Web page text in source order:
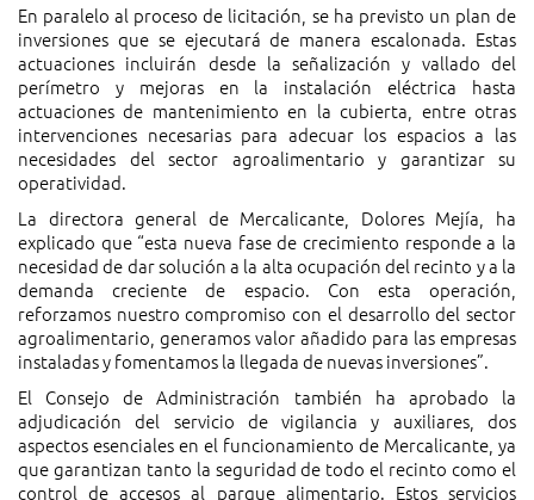
En paralelo al proceso de licitación, se ha previsto un plan de
inversiones que se ejecutará de manera escalonada. Estas
actuaciones incluirán desde la señalización y vallado del
perímetro y mejoras en la instalación eléctrica hasta
actuaciones de mantenimiento en la cubierta, entre otras
intervenciones necesarias para adecuar los espacios a las
necesidades del sector agroalimentario y garantizar su
operatividad.
La directora general de Mercalicante, Dolores Mejía, ha
explicado que “esta nueva fase de crecimiento responde a la
necesidad de dar solución a la alta ocupación del recinto y a la
demanda creciente de espacio. Con esta operación,
reforzamos nuestro compromiso con el desarrollo del sector
agroalimentario, generamos valor añadido para las empresas
instaladas y fomentamos la llegada de nuevas inversiones”.
El Consejo de Administración también ha aprobado la
adjudicación del servicio de vigilancia y auxiliares, dos
aspectos esenciales en el funcionamiento de Mercalicante, ya
que garantizan tanto la seguridad de todo el recinto como el
control de accesos al parque alimentario. Estos servicios